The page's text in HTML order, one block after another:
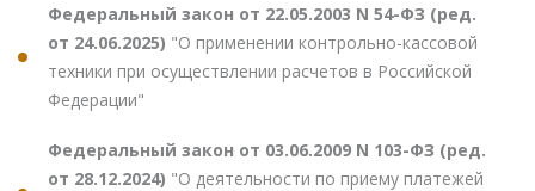
Федеральный закон от 22.05.2003 N 54-ФЗ (ред.
от 24.06.2025) "О применении контрольно-кассовой
техники при осуществлении расчетов в Российской
Федерации"
Федеральный закон от 03.06.2009 N 103-ФЗ (ред.
от 28.12.2024) "О деятельности по приему платежей